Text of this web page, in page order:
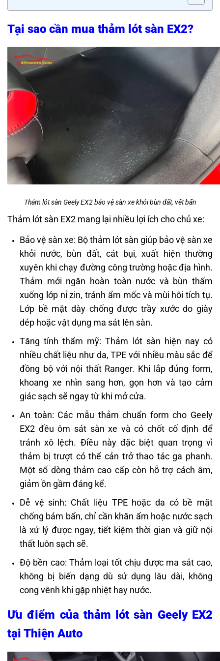
Tại sao cần mua thảm lót sàn EX2?
Thảm lót sàn Geely EX2 bảo vệ sàn xe khỏi bùn đất, vết bẩn
Thảm lót sàn EX2 mang lại nhiều lợi ích cho chủ xe:
Bảo vệ sàn xe: Bộ thảm lót sàn giúp bảo vệ sàn xe
khỏi nước, bùn đất, cát bụi, xuất hiện thường
xuyên khi chạy đường công trường hoặc địa hình.
Thảm mới ngăn hoàn toàn nước và bùn thấm
xuống lớp nỉ zin, tránh ẩm mốc và mùi hôi tích tụ.
Lớp bề mặt dày chống được trầy xước do giày
dép hoặc vật dụng ma sát lên sàn.
Tăng tính thẩm mỹ: Thảm lót sàn hiện nay có
nhiều chất liệu như da, TPE với nhiều màu sắc để
đồng bộ với nội thất Ranger. Khi lắp đúng form,
khoang xe nhìn sang hơn, gọn hơn và tạo cảm
giác sạch sẽ ngay từ khi mở cửa.
An toàn: Các mẫu thảm chuẩn form cho Geely
EX2 đều ôm sát sàn xe và có chốt cố định để
tránh xô lệch. Điều này đặc biệt quan trọng vì
thảm bị trượt có thể cản trở thao tác ga phanh.
Một số dòng thảm cao cấp còn hỗ trợ cách âm,
giảm ồn gầm đáng kể.
Dễ vệ sinh: Chất liệu TPE hoặc da có bề mặt
chống bám bẩn, chỉ cần khăn ẩm hoặc nước sạch
là xử lý được ngay, tiết kiệm thời gian và giữ nội
thất luôn sạch sẽ.
Độ bền cao: Thảm loại tốt chịu được ma sát cao,
không bị biến dạng dù sử dụng lâu dài, không
cong vênh khi gặp nhiệt hay nước.
Ưu điểm của thảm lót sàn Geely EX2
tại Thiện Auto